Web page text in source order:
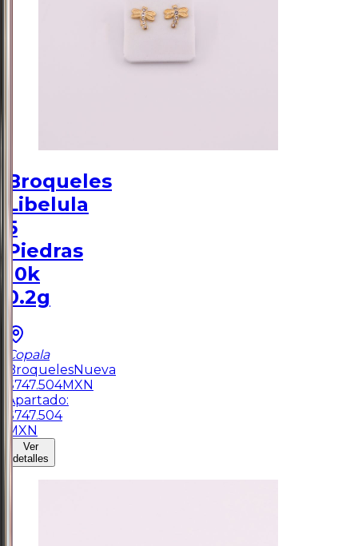
Broqueles
Libelula
5
Piedras
10k
0.2g
Copala
BroquelesNueva
$747.504MXN
Apartado:
$747.504
MXN
Ver
detalles